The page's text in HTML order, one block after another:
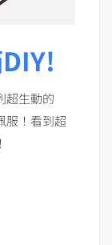
超生動的
服！看到超